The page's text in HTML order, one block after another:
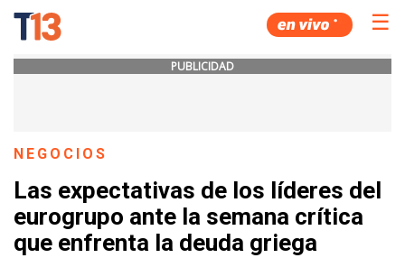
☰
PUBLICIDAD
NEGOCIOS
Las expectativas de los líderes del
eurogrupo ante la semana crítica
que enfrenta la deuda griega